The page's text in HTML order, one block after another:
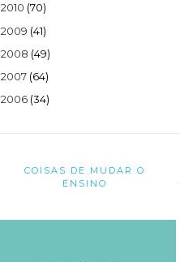
2010 (70)
2009 (41)
2008 (49)
2007 (64)
2006 (34)
COISAS DE MUDAR O
ENSINO